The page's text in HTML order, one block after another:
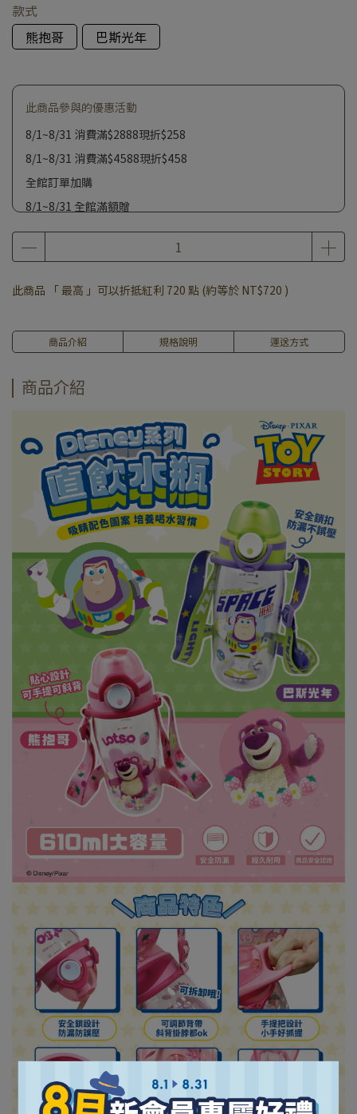
款式
熊抱哥
巴斯光年
此商品參與的優惠活動
8/1~8/31 消費滿$2888現折$258
8/1~8/31 消費滿$4588現折$458
全館訂單加購
8/1~8/31 全館滿額贈
此商品 「 最高 」可以折抵紅利 720 點 (約等於 NT$720 )
商品介紹 規格說明 運送方式
商品介紹